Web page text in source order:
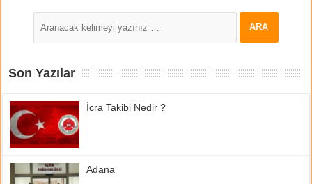
Son Yazılar
İcra Takibi Nedir ?
Adana